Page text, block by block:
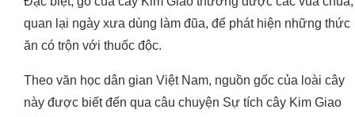
quan lại ngày xưa dùng làm đũa, để phát hiện những thức
ăn có trộn với thuốc độc.
Theo văn học dân gian Việt Nam, nguồn gốc của loài cây
này được biết đến qua câu chuyện Sự tích cây Kim Giao